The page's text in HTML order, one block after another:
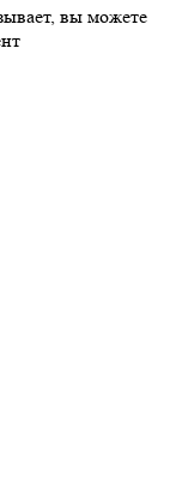
вы можете